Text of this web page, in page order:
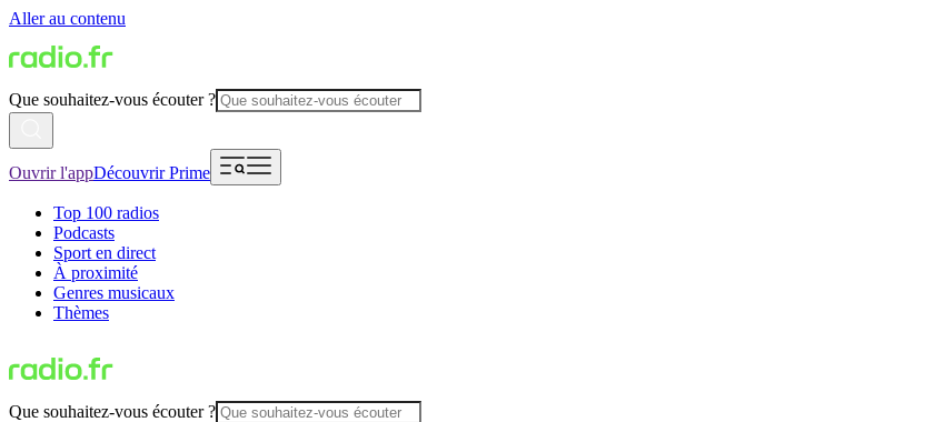
Aller au contenu
Que souhaitez-vous écouter ?
Ouvrir l'appDécouvrir Prime
Top 100 radios
Podcasts
Sport en direct
À proximité
Genres musicaux
Thèmes
Que souhaitez-vous écouter ?